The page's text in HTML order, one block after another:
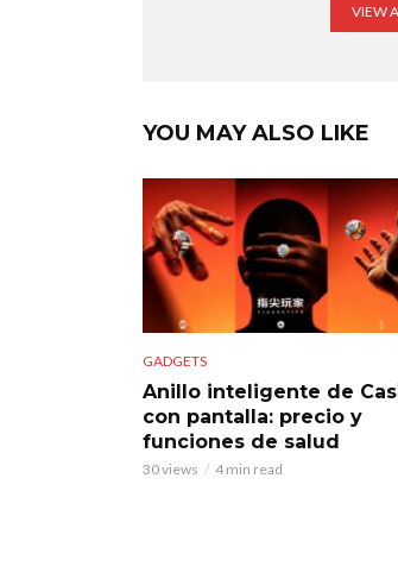
VIEW
YOU MAY ALSO LIKE
GADGETS
Anillo inteligente de
con pantalla: precio y
funciones de salud
30 views 4 min read